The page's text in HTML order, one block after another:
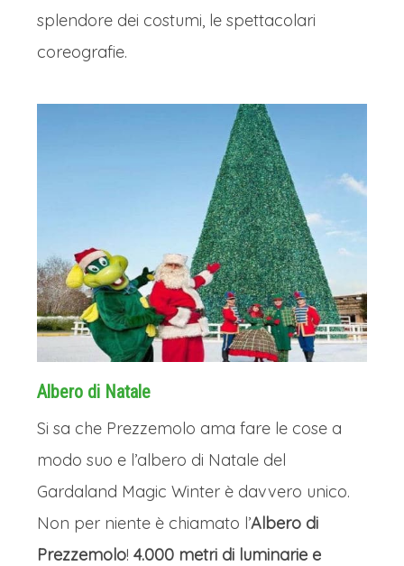
splendore dei costumi, le spettacolari
coreografie.
Albero di Natale
Si sa che Prezzemolo ama fare le cose a
modo suo e l’albero di Natale del
Gardaland Magic Winter è davvero unico.
Non per niente è chiamato l’Albero di
Prezzemolo! 4.000 metri di luminarie e